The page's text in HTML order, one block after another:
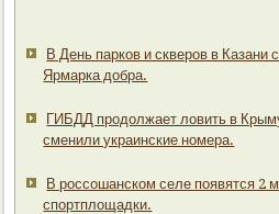
В День парков и скверов в Казани
Ярмарка добра.
ГИБДД продолжает ловить в
сменили украинские номера.
В россошанском селе появятся 2
спортплощадки.